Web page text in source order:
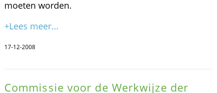
moeten worden.
+Lees meer...
17-12-2008
Commissie voor de Werkwijze der